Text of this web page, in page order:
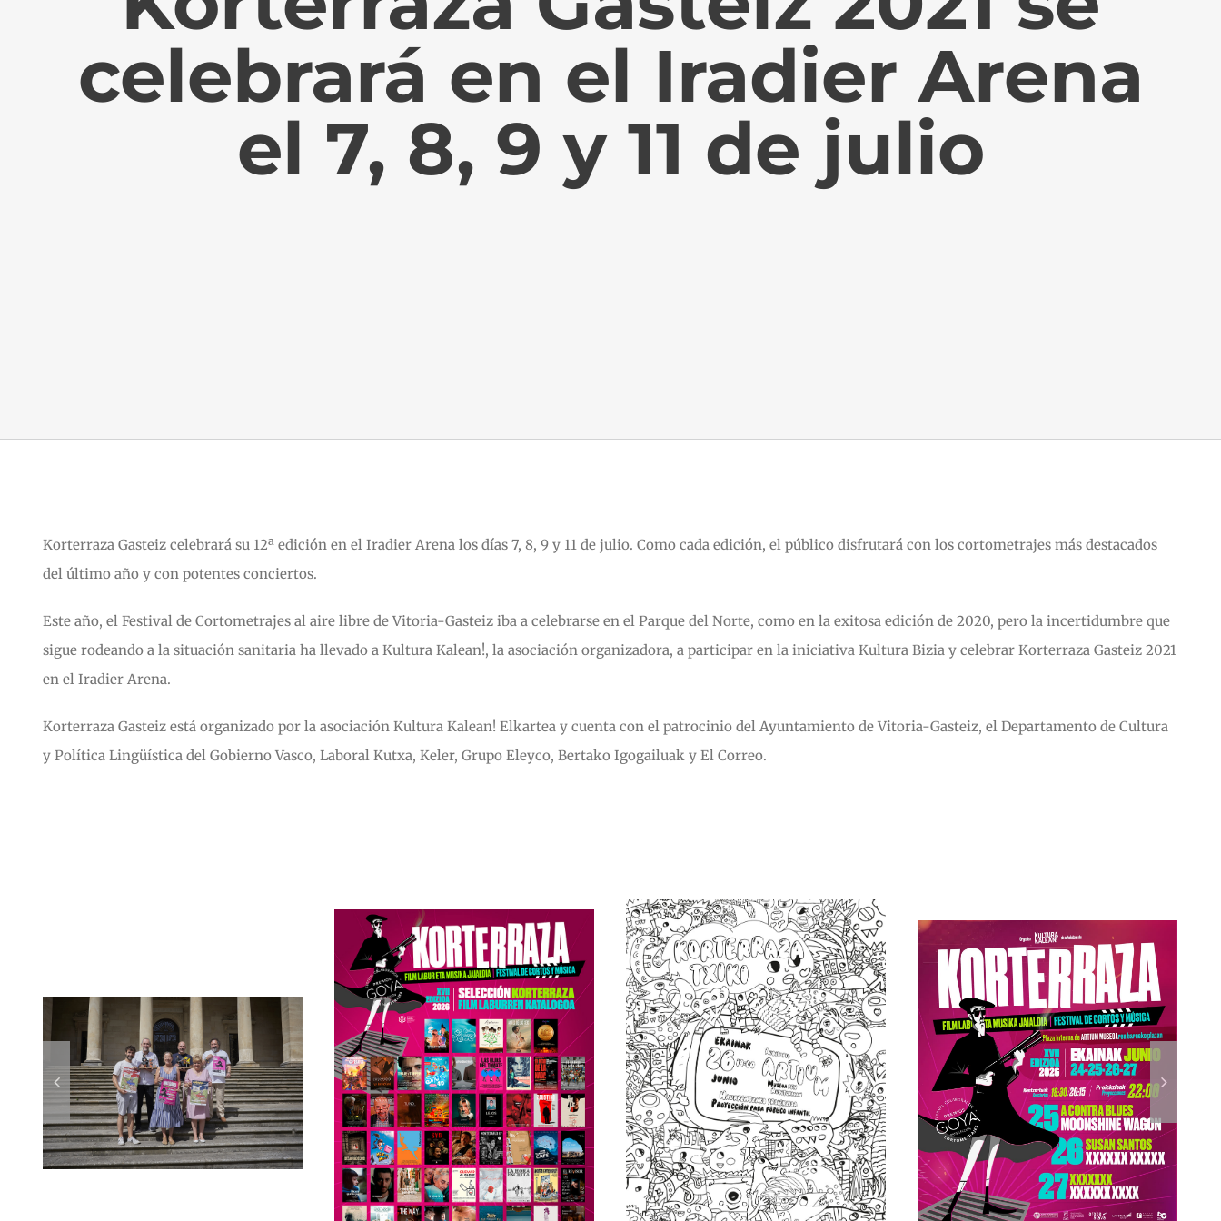
celebrará en el Iradier Arena
el 7, 8, 9 y 11 de julio
Korterraza Gasteiz celebrará su 12ª edición en el Iradier Arena los días 7, 8, 9 y 11 de julio. Como cada edición, el público disfrutará con los cortometrajes más destacados
del último año y con potentes conciertos.
Este año, el Festival de Cortometrajes al aire libre de Vitoria-Gasteiz iba a celebrarse en el Parque del Norte, como en la exitosa edición de 2020, pero la incertidumbre que
sigue rodeando a la situación sanitaria ha llevado a Kultura Kalean!, la asociación organizadora, a participar en la iniciativa Kultura Bizia y celebrar Korterraza Gasteiz 2021
en el Iradier Arena.
Korterraza Gasteiz está organizado por la asociación Kultura Kalean! Elkartea y cuenta con el patrocinio del Ayuntamiento de Vitoria-Gasteiz, el Departamento de Cultura
y Política Lingüística del Gobierno Vasco, Laboral Kutxa, Keler, Grupo Eleyco, Bertako Igogailuak y El Correo.
Selección de
cortometrajes
Korterraza 2026
Pinta en Familia
Korterraza Gasteiz
2026 se celebrará del
24 al 27 de junio
Abierto el plazo de
inscripción de
cortometrajes para
Korterraza 2026